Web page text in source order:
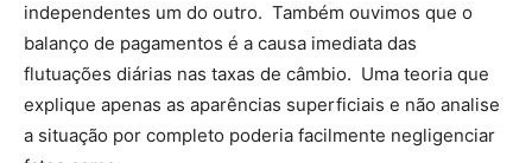
independentes um do outro. Também ouvimos que o
balanço de pagamentos é a causa imediata das
flutuações diárias nas taxas de câmbio. Uma teoria que
explique apenas as aparências superficiais e não analise
a situação por completo poderia facilmente negligenciar